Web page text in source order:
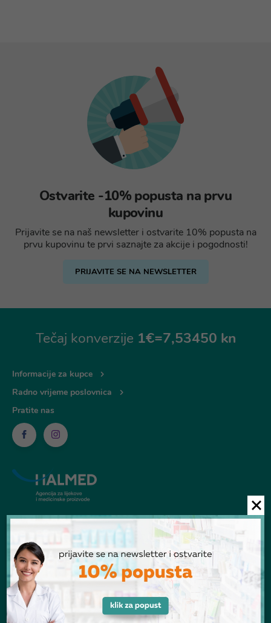
Ostvarite -10% popusta na prvu
kupovinu
Prijavite se na naš newsletter i ostvarite 10% popusta na
prvu kupovinu te prvi saznajte za akcije i pogodnosti!
PRIJAVITE SE NA NEWSLETTER
Tečaj konverzije 1€=7,53450 kn
Informacije za kupce
Radno vrijeme poslovnica
Pratite nas
© Ljekarna Talan 2026